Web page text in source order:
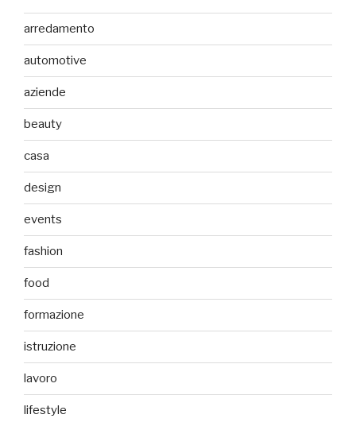
arredamento
automotive
aziende
beauty
casa
design
events
fashion
food
formazione
istruzione
lavoro
lifestyle